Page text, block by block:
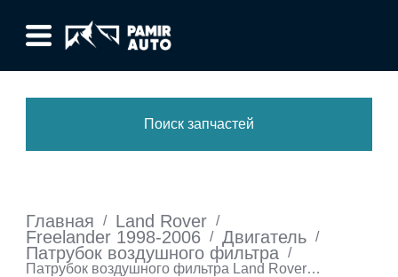
Поиск запчастей
Главная / Land Rover /
Freelander 1998-2006 / Двигатель /
Патрубок воздушного фильтра /
Патрубок воздушного фильтра Land Rover